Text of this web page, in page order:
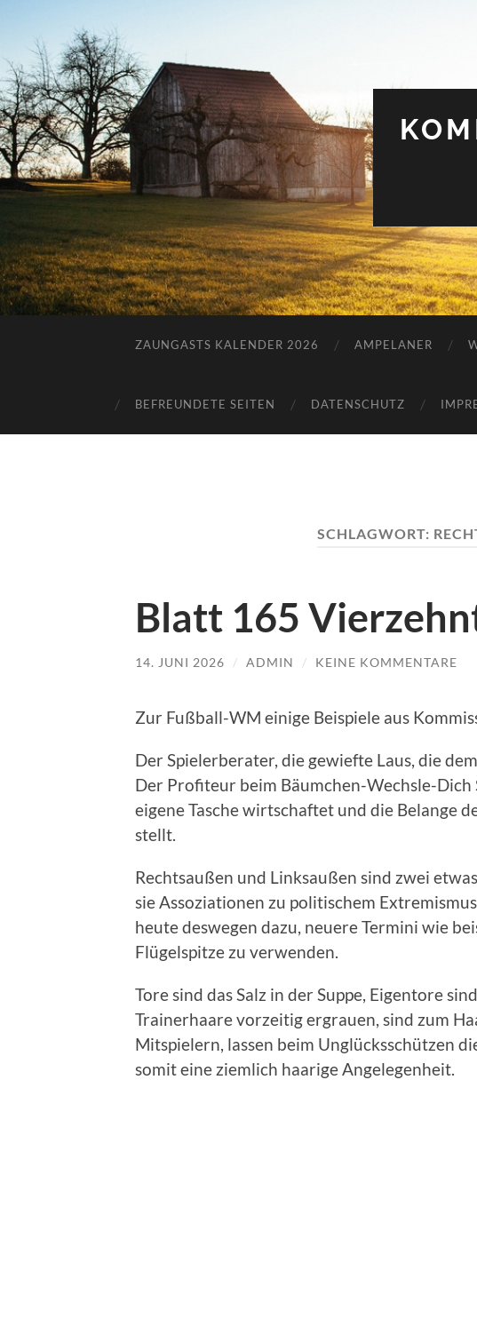
ZAUNGASTS KALENDER 2026 AMPELANER
BEFREUNDETE SEITEN DATENSCHUTZ
SCHLAGWORT:
Blatt 165
14. JUNI 2026 / ADMIN / KEINE KOMMENTARE
Zur Fußball-WM einige Beispiele aus
Der Spielerberater, die gewiefte Laus, die
Der Profiteur beim Bäumchen-Wechsle-Dich
eigene Tasche wirtschaftet und die Belange
stellt.
Rechtsaußen und Linksaußen sind zwei
sie Assoziationen zu politischem
heute deswegen dazu, neuere Termini wie
Flügelspitze zu verwenden.
Tore sind das Salz in der Suppe, Eigentore
Trainerhaare vorzeitig ergrauen, sind zum
Mitspielern, lassen beim Unglücksschützen
somit eine ziemlich haarige Angelegenheit.